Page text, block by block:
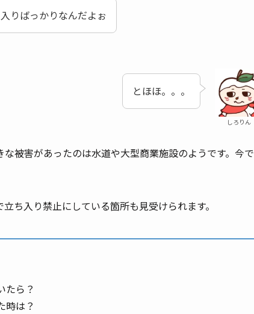
りばっかりなんだよぉ
しろりん
とほほ。。。
被害があったのは水道や大型商業施設のようです。今で
ち入り禁止にしている箇所も見受けられます。
たら？
時は？